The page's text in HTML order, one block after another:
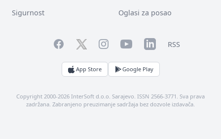
Sigurnost Oglasi za posao
FacebookTwitterInstagramYouTubeLinkedInRSS
App Store Google Play
Copyright 2000-2026 InterSoft d.o.o. Sarajevo. ISSN 2566-3771. Sva prava
zadržana. Zabranjeno preuzimanje sadržaja bez dozvole izdavača.